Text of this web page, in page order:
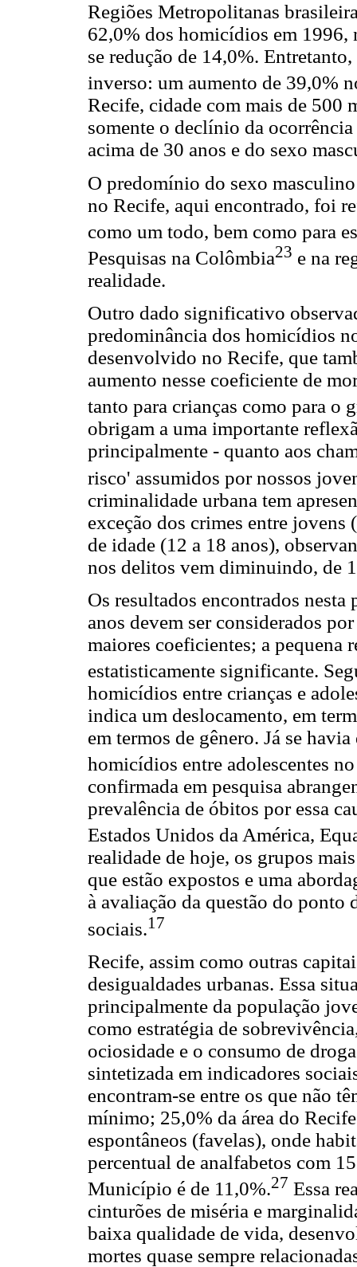
Regiões Metropolitanas
62,0% dos homicídios em 1996,
se redução de 14,0%.
inverso: um aumento de 39,0%
Recife, cidade com mais de 500
somente o declínio da
acima de 30 anos e do sexo
O predomínio do sexo
no Recife, aqui encontrado, foi
como um todo, bem como para
Pesquisas na Colômbia23 e na
realidade.
Outro dado significativo
predominância dos homicídios
desenvolvido no Recife, que
aumento nesse coeficiente de
tanto para crianças como para o
obrigam a uma importante
principalmente - quanto aos
risco' assumidos por nossos
criminalidade urbana tem
exceção dos crimes entre jovens
de idade (12 a 18 anos),
nos delitos vem diminuindo, de
Os resultados encontrados
anos devem ser considerados
maiores coeficientes; a pequena
estatisticamente significante.
homicídios entre crianças e
indica um deslocamento, em
em termos de gênero. Já se
homicídios entre adolescentes
confirmada em pesquisa
prevalência de óbitos por essa
Estados Unidos da América,
realidade de hoje, os grupos
que estão expostos e uma
à avaliação da questão do ponto
sociais.17
Recife, assim como outras
desigualdades urbanas. Essa
principalmente da população
como estratégia de
ociosidade e o consumo de
sintetizada em indicadores
encontram-se entre os que não
mínimo; 25,0% da área do
espontâneos (favelas), onde
percentual de analfabetos com
Município é de 11,0%.27 Essa
cinturões de miséria e
baixa qualidade de vida,
mortes quase sempre